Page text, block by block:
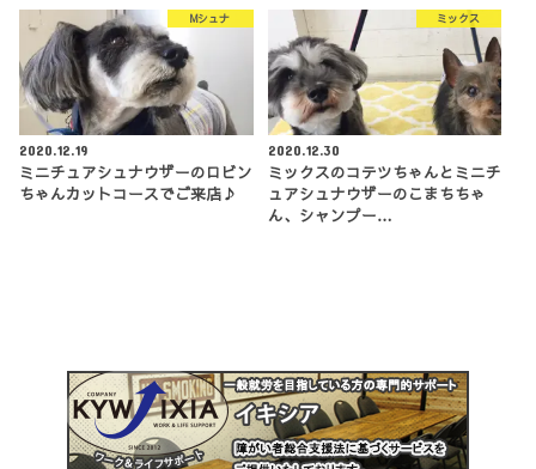
Mシュナ
2020.12.19
ミニチュアシュナウザーのロビン
ちゃんカットコースでご来店♪
ミックス
2020.12.30
ミックスのコテツちゃんとミニチ
ュアシュナウザーのこまちちゃ
ん、シャンプー…